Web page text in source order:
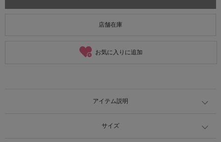
店舗在庫
お気に入りに追加
アイテム説明
サイズ